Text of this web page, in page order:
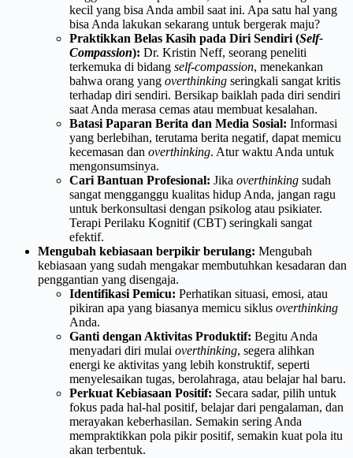
kecil yang bisa Anda ambil saat ini. Apa satu hal yang
bisa Anda lakukan sekarang untuk bergerak maju?
Praktikkan Belas Kasih pada Diri Sendiri (Self-
Compassion): Dr. Kristin Neff, seorang peneliti
terkemuka di bidang self-compassion, menekankan
bahwa orang yang overthinking seringkali sangat kritis
terhadap diri sendiri. Bersikap baiklah pada diri sendiri
saat Anda merasa cemas atau membuat kesalahan.
Batasi Paparan Berita dan Media Sosial: Informasi
yang berlebihan, terutama berita negatif, dapat memicu
kecemasan dan overthinking. Atur waktu Anda untuk
mengonsumsinya.
Cari Bantuan Profesional: Jika overthinking sudah
sangat mengganggu kualitas hidup Anda, jangan ragu
untuk berkonsultasi dengan psikolog atau psikiater.
Terapi Perilaku Kognitif (CBT) seringkali sangat
efektif.
Mengubah kebiasaan berpikir berulang: Mengubah
kebiasaan yang sudah mengakar membutuhkan kesadaran dan
penggantian yang disengaja.
Identifikasi Pemicu: Perhatikan situasi, emosi, atau
pikiran apa yang biasanya memicu siklus overthinking
Anda.
Ganti dengan Aktivitas Produktif: Begitu Anda
menyadari diri mulai overthinking, segera alihkan
energi ke aktivitas yang lebih konstruktif, seperti
menyelesaikan tugas, berolahraga, atau belajar hal baru.
Perkuat Kebiasaan Positif: Secara sadar, pilih untuk
fokus pada hal-hal positif, belajar dari pengalaman, dan
merayakan keberhasilan. Semakin sering Anda
mempraktikkan pola pikir positif, semakin kuat pola itu
akan terbentuk.